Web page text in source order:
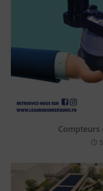
Compteurs